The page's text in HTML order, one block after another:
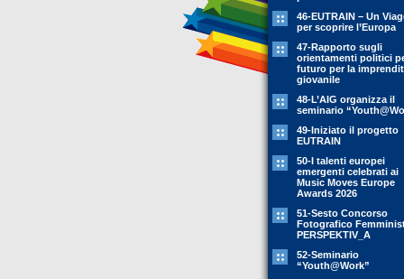
46-EUTRAIN – Un
per scoprire l’Europa
47-Rapporto sugli
orientamenti politici
futuro per la
giovanile
48-L’AIG organizza il
seminario
49-Iniziato il progetto
EUTRAIN
50-I talenti europei
emergenti celebrati ai
Music Moves Europe
Awards 2026
51-Sesto Concorso
Fotografico
PERSPEKTIV_A
52-Seminario
“Youth@Work”